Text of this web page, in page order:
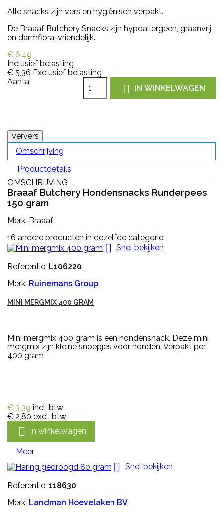
Alle snacks zijn vers en hygiënisch verpakt.
De Braaaf Butchery Snacks zijn hypoallergeen, graanvrij
en darmflora-vriendelijk.
€ 6,49
Inclusief belasting
€ 5,36 Exclusief belasting
Aantal
 IN WINKELWAGEN
Omschrijving
Productdetails
OMSCHRIJVING
Braaaf Butchery Hondensnacks Runderpees
150 gram
Merk: Braaaf
16 andere producten in dezelfde categorie:
 Snel bekijken
Referentie: L106220
Merk: Ruinemans Group
MINI MERGMIX 400 GRAM
Mini mergmix 400 gram is een hondensnack. Deze mini
mergmix zijn kleine snoepjes voor honden. Verpakt per
400 gram
€ 3,39 incl. btw
€ 2,80 excl. btw
 In winkelwagen
Meer
 Snel bekijken
Referentie: 118630
Merk: Landman Hoevelaken BV